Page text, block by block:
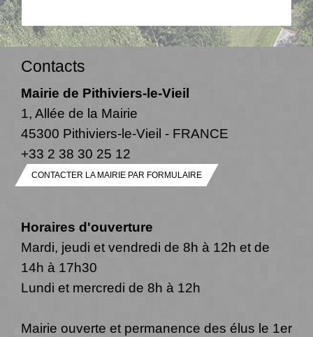
Contacts
Mairie de Pithiviers-le-Vieil
1, Allée de la Mairie
45300 Pithiviers-le-Vieil - FRANCE
+33 2 38 30 25 12
CONTACTER LA MAIRIE PAR FORMULAIRE
Horaires d'ouverture
Mardi, jeudi et vendredi de 8h à 12h et de
14h à 17h30
Lundi et mercredi de 8h à 12h
Mairie ouverte et permanence des élus le 1er